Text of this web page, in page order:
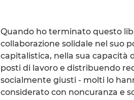
Quando ho terminato questo
collaborazione solidale nel suo
capitalistica, nella sua capacità
posti di lavoro e distribuendo
socialmente giusti - molti lo
considerato con noncuranza e